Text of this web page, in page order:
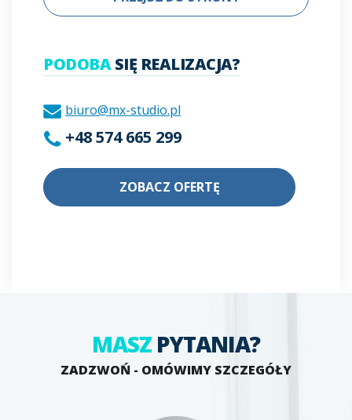
PODOBASIĘ REALIZACJA?
biuro@mx-studio.pl
+48 574 665 299
ZOBACZ OFERTĘ
MASZ PYTANIA?
ZADZWOŃ - OMÓWIMY SZCZEGÓŁY